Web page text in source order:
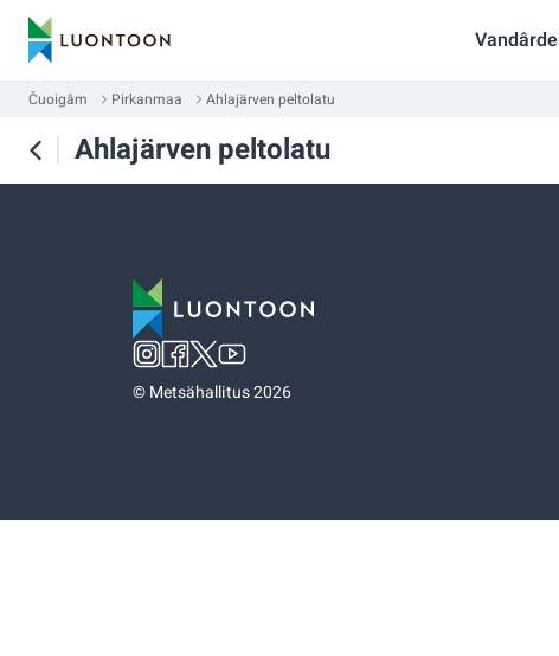
Čuoigâm Pirkanmaa Ahlajärven peltolatu
Ahlajärven peltolatu
©Metsähallitus 2026